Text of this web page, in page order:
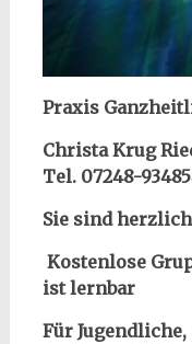
Praxis
Christa Krug
Tel. 07248-
Sie sind
Kostenlose
ist lernbar
Für